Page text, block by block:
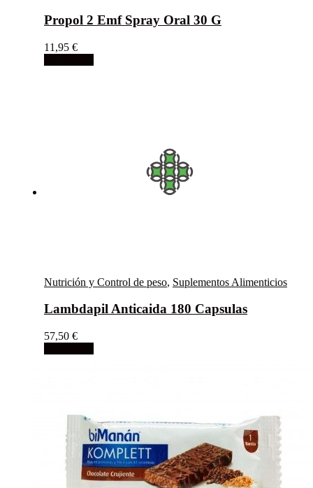
Propol 2 Emf Spray Oral 30 G
11,95 €
Nutrición y Control de peso, Suplementos Alimenticios
Lambdapil Anticaida 180 Capsulas
57,50 €